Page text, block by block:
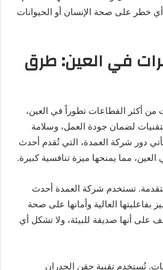
أي خطر على صحة الإنسان أو الحيوانات
في العين: طرق
أكثر القطاعات تطوراً في العين،
لضمان جودة العمل، وسلامة
دور شركة العمدة، التي تُقدم أحدث
مما يمنحها ميزة تنافسية كبيرة.
تستخدم شركة العمدة أحدث
بفاعليتها العالية وأمانها على صحة
على أنها صديقة للبيئة، ولا تشكل أي
تُستخدم تقنية حقن الجدران